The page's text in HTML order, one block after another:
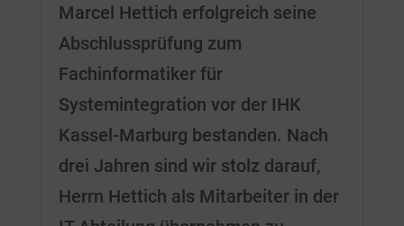
Marcel Hettich erfolgreich seine
Abschlussprüfung zum
Fachinformatiker für
Systemintegration vor der IHK
Kassel-Marburg bestanden. Nach
drei Jahren sind wir stolz darauf,
Herrn Hettich als Mitarbeiter in der